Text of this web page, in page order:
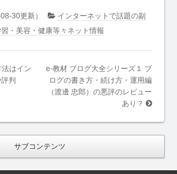
30更新）
インターネットで話題の副
・美容・健康等々ネット情報
はイン
判
e-教材 ブログ大全シリーズ１ ブ
ログの書き方・続け方・運用編
（渡邊 忠郎）の悪評のレビュー
あり？
サブコンテンツ